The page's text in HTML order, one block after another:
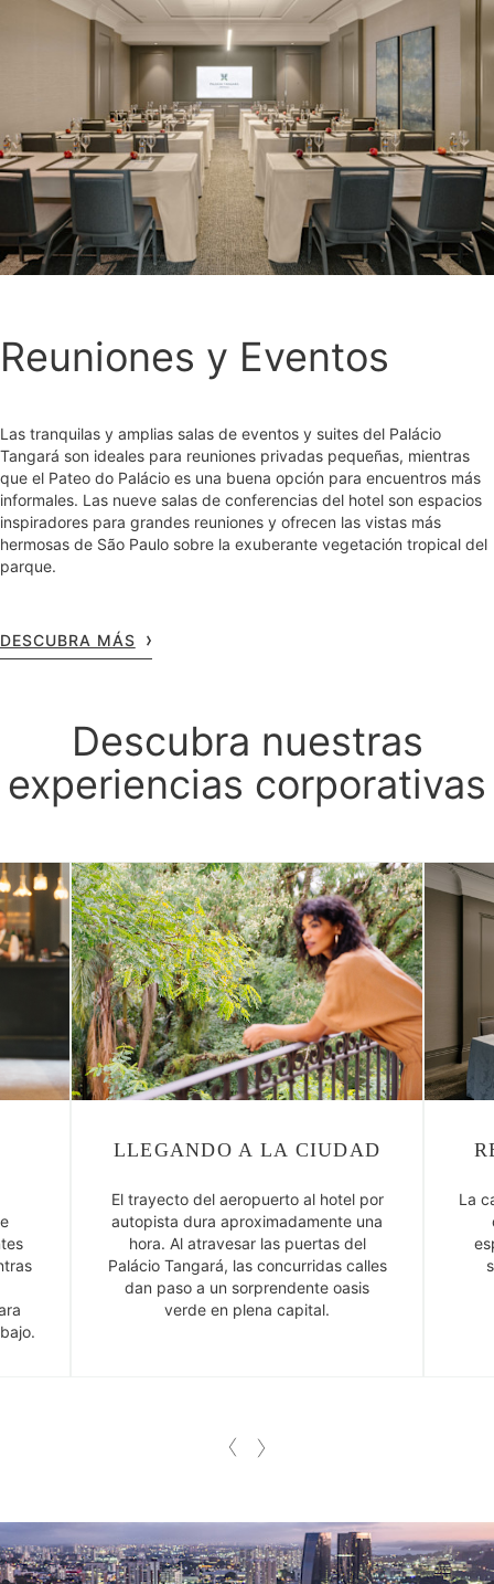
Reuniones y Eventos
Las tranquilas y amplias salas de eventos y suites del Palácio
Tangará son ideales para reuniones privadas pequeñas, mientras
que el Pateo do Palácio es una buena opción para encuentros más
informales. Las nueve salas de conferencias del hotel son espacios
inspiradores para grandes reuniones y ofrecen las vistas más
hermosas de São Paulo sobre la exuberante vegetación tropical del
parque.
DESCUBRA MÁS
Descubra nuestras
experiencias corporativas
LLEGANDO A LA CIUDAD
El trayecto del aeropuerto al hotel por
autopista dura aproximadamente una
hora. Al atravesar las puertas del
Palácio Tangará, las concurridas calles
dan paso a un sorprendente oasis
verde en plena capital.
La